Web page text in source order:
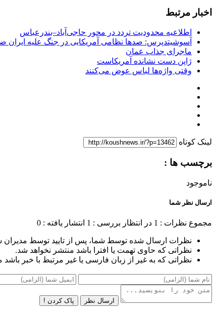
اخبار مرتبط
اطلاعیه محدودیت تردد در محور حاجی‌آباد–بندرعباس
آسوشیتدپرس: صدها نظامی آمریکایی در جنگ علیه ایران
ماجرای جذاب عمان
ژاپن دست نشانده آمریکاست
وقتی واژه‌ها لباس عوض می‌کنند
لینک کوتاه
برچسب ها :
ناموجود
ارسال نظر شما
مجموع نظرات : 1 در انتظار بررسی : 1 انتشار یافته : 0
نظرات ارسال شده توسط شما، پس از تایید توسط
نظراتی که حاوی تهمت یا افترا باشد منتشر نخواهد شد.
نظراتی که به غیر از زبان فارسی یا غیر مرتبط با خبر
ارسال نظر پاک کردن !